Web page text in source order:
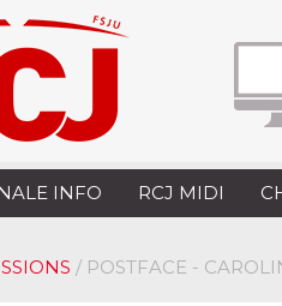
INFO RCJ MIDI
/ POSTFACE -